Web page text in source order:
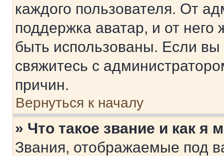
каждого пользователя. От
поддержка аватар, и от него
быть использованы. Если
свяжитесь с
причин.
Вернуться к началу
» Что такое звание и как я
Звания, отображаемые под